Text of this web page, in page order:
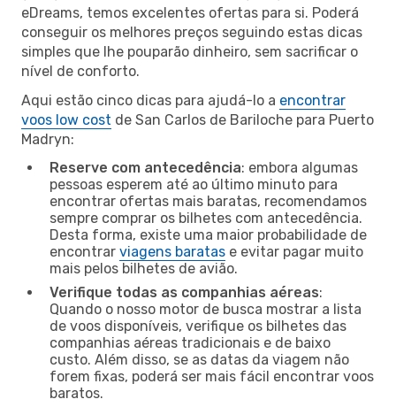
eDreams, temos excelentes ofertas para si. Poderá
conseguir os melhores preços seguindo estas dicas
simples que lhe pouparão dinheiro, sem sacrificar o
nível de conforto.
Aqui estão cinco dicas para ajudá-lo a encontrar
voos low cost de San Carlos de Bariloche para Puerto
Madryn:
Reserve com antecedência: embora algumas
pessoas esperem até ao último minuto para
encontrar ofertas mais baratas, recomendamos
sempre comprar os bilhetes com antecedência.
Desta forma, existe uma maior probabilidade de
encontrar viagens baratas e evitar pagar muito
mais pelos bilhetes de avião.
Verifique todas as companhias aéreas:
Quando o nosso motor de busca mostrar a lista
de voos disponíveis, verifique os bilhetes das
companhias aéreas tradicionais e de baixo
custo. Além disso, se as datas da viagem não
forem fixas, poderá ser mais fácil encontrar voos
baratos.